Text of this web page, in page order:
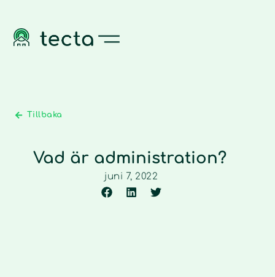
Tillbaka
Vad är administration?
juni 7, 2022